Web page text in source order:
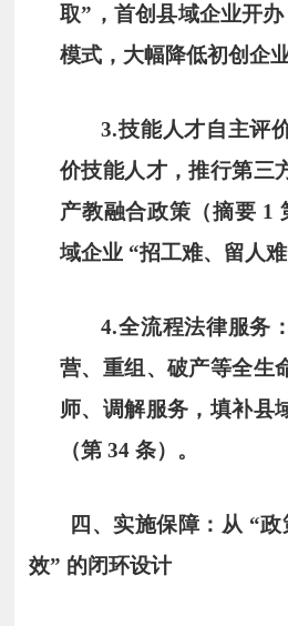
取”，首创县域企业开
模式，大幅降低初创企
3.技能人才自主评
价技能人才，推行第三
产教融合政策（摘要 1
域企业 “招工难、留人难
4.全流程法律服务
营、重组、破产等全生
师、调解服务，填补县
（第 34 条）。
四、实施保障：从 “
效” 的闭环设计